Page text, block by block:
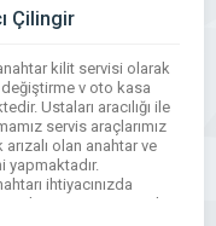
Çilingir
kilit servisi olarak
v oto kasa
Ustaları aracılığı ile
servis araçlarımız
olan anahtar ve
yapmaktadır.
ihtiyacınızda
anahtarı temini yaparak